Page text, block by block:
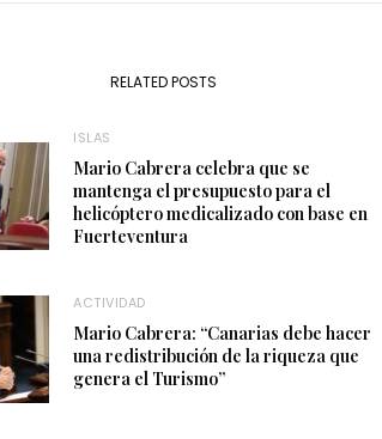
RELATED POSTS
ISLAS
Mario Cabrera celebra que se
mantenga el presupuesto para el
helicóptero medicalizado con base en
Fuerteventura
ACTIVIDAD
Mario Cabrera: “Canarias debe hacer
una redistribución de la riqueza que
genera el Turismo”